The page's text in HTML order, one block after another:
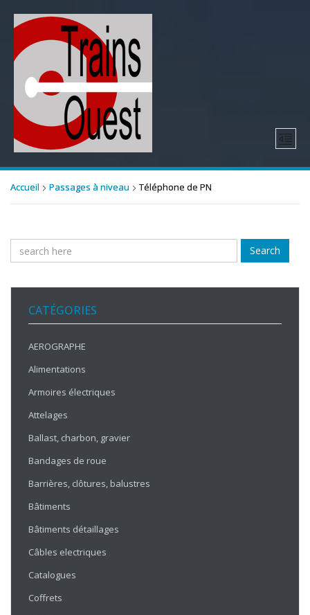
Accueil Passages à niveau Téléphone de PN
Search
CATÉGORIES
AEROGRAPHE
Alimentations
Armoires électriques
Attelages
Ballast, charbon, gravier
Bandages de roue
Barrières, clôtures, balustres
Bâtiments
Bâtiments détaillages
Câbles electriques
Catalogues
Coffrets